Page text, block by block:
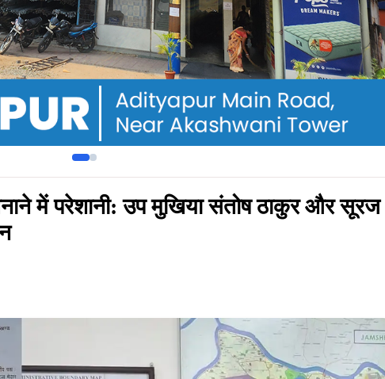
With Perplexity With Google AI Mode
की है। पंचायत के उप मुखिया संतोष ठाकुर और युवा नेता सूरज ओझा ने संयुक्त
पासवान से मुलाकात कर एक मांग पत्र सौंपा।